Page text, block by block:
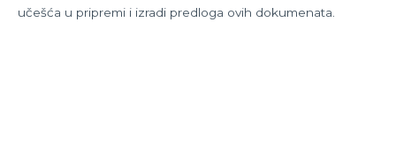
učešća u pripremi i izradi predloga ovih dokumenata.